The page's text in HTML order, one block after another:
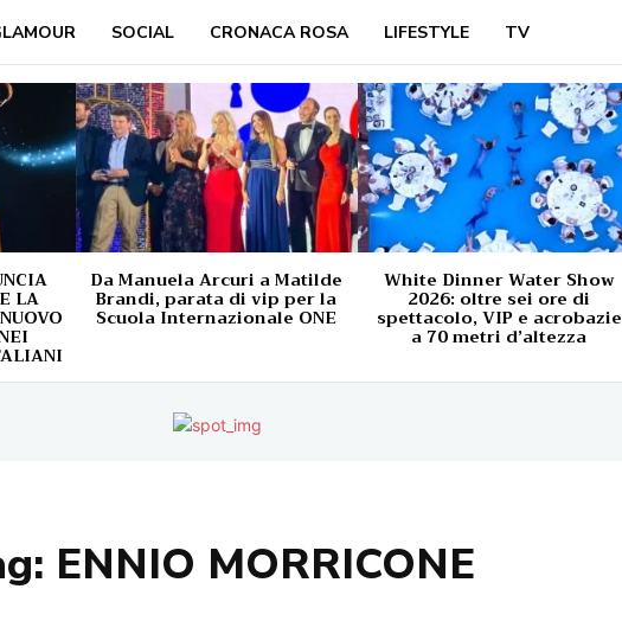
SOCIAL CRONACA ROSA LIFESTYLE TV
LA
Da Manuela Arcuri a Matilde
Brandi, parata di vip per la
Scuola Internazionale ONE
White Dinner Water Show
2026: oltre sei ore di
spettacolo, VIP e acrobazie
a 70 metri d’altezza
ENNIO MORRICONE